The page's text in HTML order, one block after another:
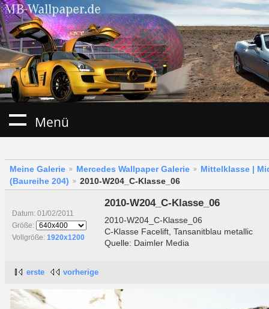
Menü
Meine Galerie Mercedes Wallpaper Galerie
Mittelklasse |
(Baureihe 204)
2010-W204_C-Klasse_06
Datum: 01/02/2011
Größe:
Vollgröße: 1920x1200
2010-W204_C-Klasse_06
2010-W204_C-Klasse_06
C-Klasse Facelift, Tansanitblau metallic
Quelle: Daimler Media
erste vorherige